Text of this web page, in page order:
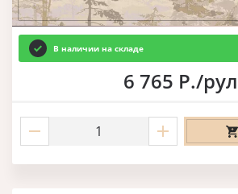
В наличии на складе
6 765 Р./рул